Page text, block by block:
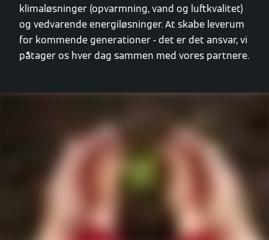
klimaløsninger (opvarmning, vand og luftkvalitet)
og vedvarende energiløsninger. At skabe leverum
for kommende generationer - det er det ansvar, vi
påtager os hver dag sammen med vores partnere.